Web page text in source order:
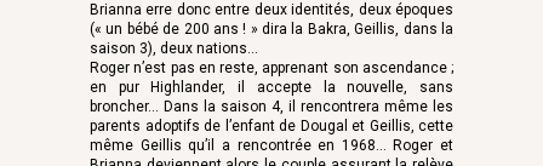
Brianna erre donc entre deux identités, deux époques
(« un bébé de 200 ans ! » dira la Bakra, Geillis, dans la
saison 3), deux nations…
Roger n’est pas en reste, apprenant son ascendance ;
en pur Highlander, il accepte la nouvelle, sans
broncher… Dans la saison 4, il rencontrera même les
parents adoptifs de l’enfant de Dougal et Geillis, cette
même Geillis qu’il a rencontrée en 1968… Roger et